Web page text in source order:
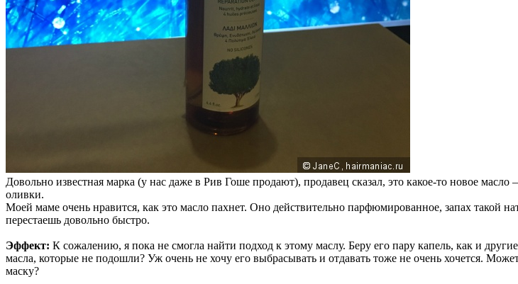
Довольно известная марка (у нас даже в Рив Гоше продают), продавец сказал, это какое-то новое
оливки.
Моей маме очень нравится, как это масло пахнет. Оно действительно парфюмированное, запах такой
перестаешь довольно быстро.
Эффект: К сожалению, я пока не смогла найти подход к этому маслу. Беру его пару капель, как и
масла, которые не подошли? Уж очень не хочу его выбрасывать и отдавать тоже не очень хочется.
маску?